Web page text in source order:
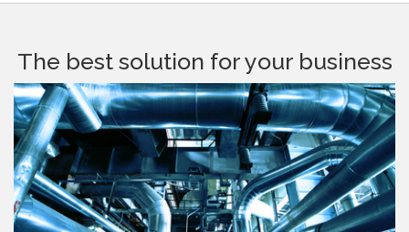
The best solution for your business